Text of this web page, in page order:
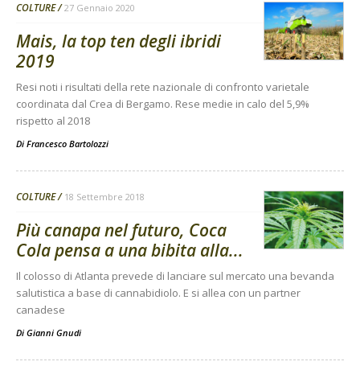
COLTURE 27 Gennaio 2020
Mais, la top ten degli ibridi
2019
Resi noti i risultati della rete nazionale di confronto varietale
coordinata dal Crea di Bergamo. Rese medie in calo del 5,9%
rispetto al 2018
Di Francesco Bartolozzi
COLTURE 18 Settembre 2018
Più canapa nel futuro, Coca
Cola pensa a una bibita alla...
Il colosso di Atlanta prevede di lanciare sul mercato una bevanda
salutistica a base di cannabidiolo. E si allea con un partner
canadese
Di Gianni Gnudi